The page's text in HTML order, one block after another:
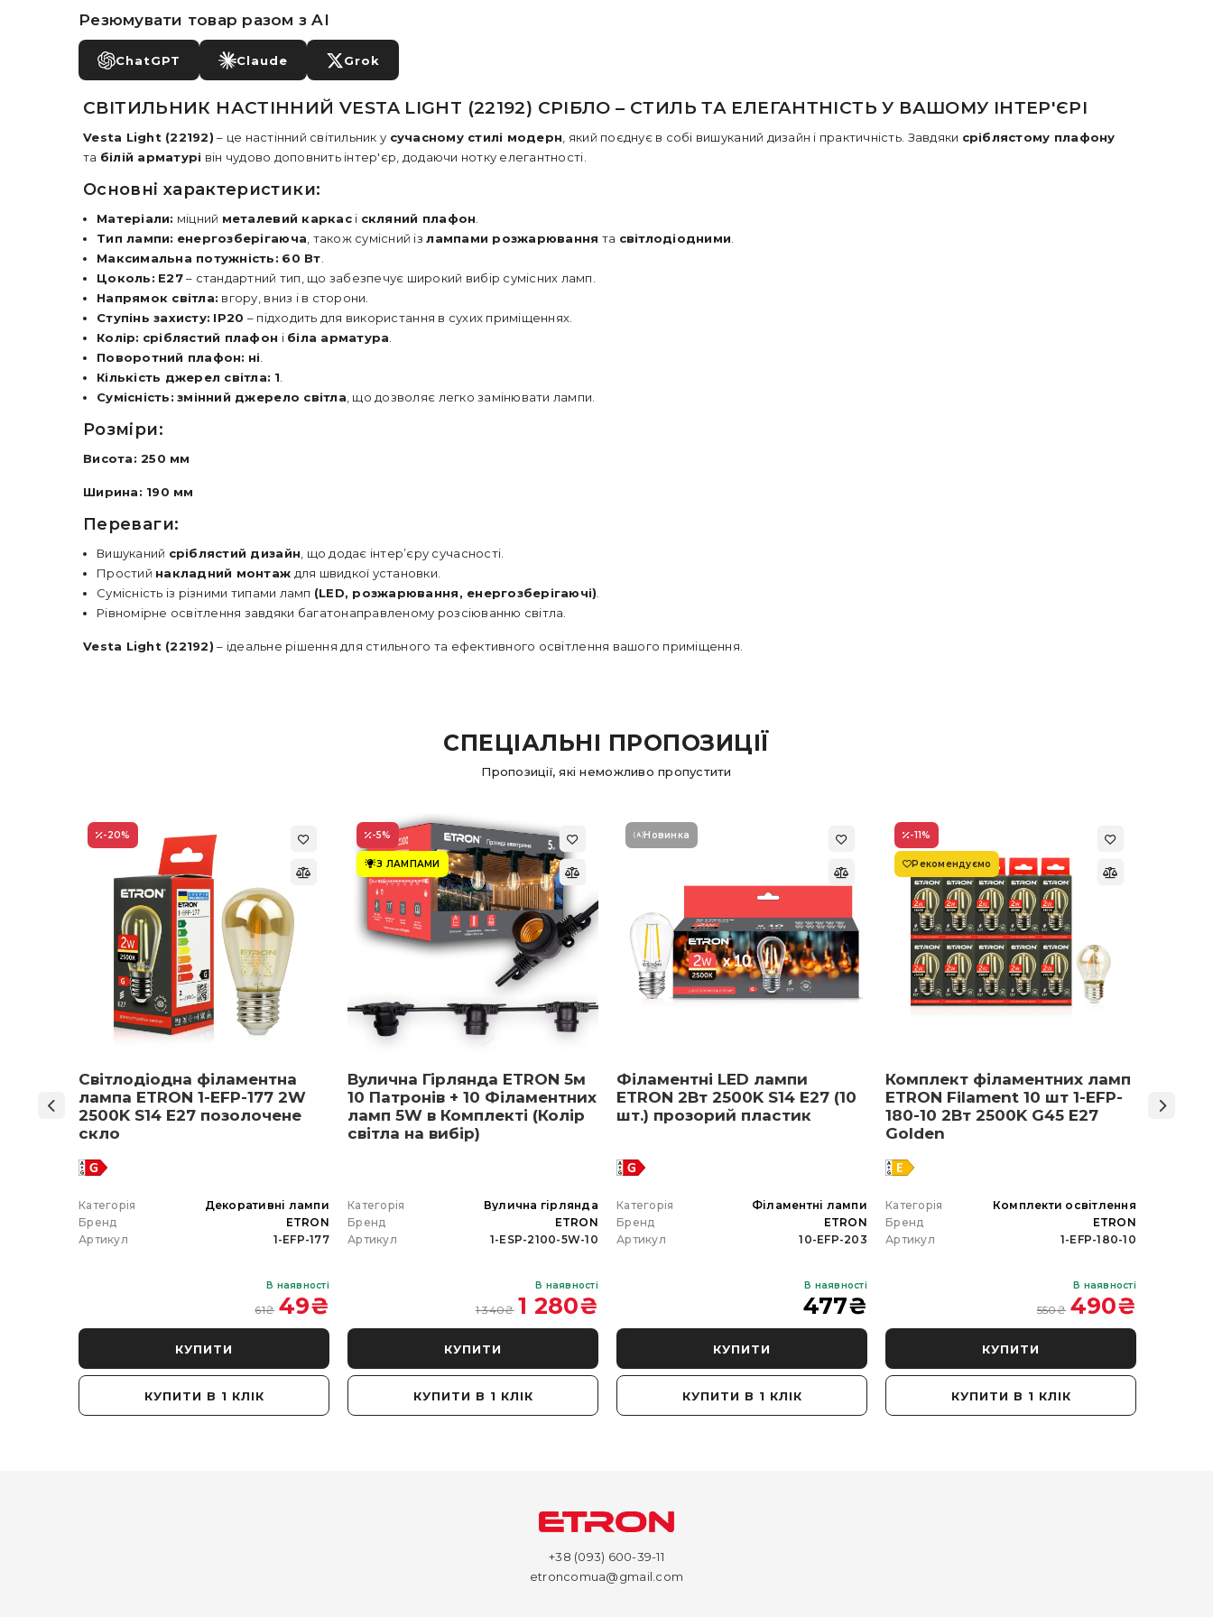
Резюмувати товар разом з AI
ChatGPT Claude Grok
СВІТИЛЬНИК НАСТІННИЙ VESTA LIGHT (22192) СРІБЛО – СТИЛЬ ТА ЕЛЕГАНТНІСТЬ У ВАШОМУ ІНТЕР'ЄРІ
Vesta Light (22192) – це настінний світильник у сучасному стилі модерн , який поєднує в собі вишуканий дизайн і практичність. Завдяки сріблястому плафону
та білій арматурі він чудово доповнить інтер'єр, додаючи нотку елегантності.
Основні характеристики:
Матеріали: міцний металевий каркасі скляний плафон
Тип лампи: енергозберігаюча , також сумісний ізлампами розжарювання та світлодіодними
Максимальна потужність: 60 Вт
Цоколь: E27– стандартний тип, що забезпечує широкий вибір сумісних ламп.
Напрямок світла: вгору, вниз і в сторони.
Ступінь захисту: IP20 – підходить для використання в сухих приміщеннях.
Колір: сріблястий плафон і біла арматура
Поворотний плафон: ні
Кількість джерел світла: 1
Сумісність: змінний джерело світла , що дозволяє легко замінювати лампи.
Розміри:
Висота: 250 мм
Ширина: 190 мм
Переваги:
Вишуканий сріблястий дизайн , що додає інтер’єру сучасності.
Простий накладний монтаж для швидкої установки.
Сумісність із різними типами ламп (LED, розжарювання, енергозберігаючі)
Рівномірне освітлення завдяки багатонаправленому розсіюванню світла.
Vesta Light (22192) – ідеальне рішення для стильного та ефективного освітлення вашого приміщення.
СПЕЦІАЛЬНІ ПРОПОЗИЦІЇ
Пропозиції, які неможливо пропустити
-20%
Світлодіодна філаментна
лампа ETRON 1-EFP-177 2W
2500K S14 E27 позолочене
скло
Категорія
Декоративні лампи
Бренд
ETRON
Артикул
1-EFP-177
В наявності
61₴ 49₴
КУПИТИ
КУПИТИ В 1 КЛІК
-5%
З ЛАМПАМИ
Вулична Гірлянда ETRON 5м
10 Патронів + 10 Філаментних
ламп 5W в Комплекті (Колір
світла на вибір)
Категорія
Вулична гірлянда
Бренд
ETRON
Артикул
1-ESP-2100-5W-10
В наявності
1 340₴ 1 280₴
КУПИТИ
КУПИТИ В 1 КЛІК
Новинка
Філаментні LED лампи
ETRON 2Вт 2500K S14 E27 (10
шт.) прозорий пластик
Категорія
Філаментні лампи
Бренд
ETRON
Артикул
10-EFP-203
В наявності
477₴
КУПИТИ
КУПИТИ В 1 КЛІК
-11%
Рекомендуємо
Комплект філаментних ламп
ETRON Filament 10 шт 1-EFP-
180-10 2Вт 2500K G45 E27
Golden
Категорія
Комплекти освітлення
Бренд
ETRON
Артикул
1-EFP-180-10
В наявності
550₴ 490₴
КУПИТИ
КУПИТИ В 1 КЛІК
48 Вт
+38 (093) 600-39-11
etroncomua@gmail.com